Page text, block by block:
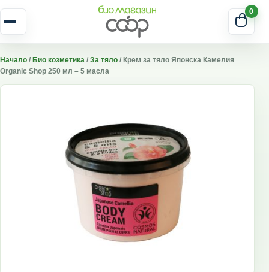
Skip to content 0
Начало / Био козметика / За тяло / Крем за тяло Японска Камелия
Organic Shop 250 мл – 5 масла